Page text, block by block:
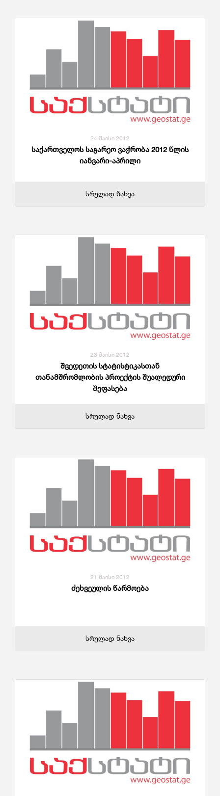
24 მაისი 2012
საქართველოს საგარეო ვაჭრობა 2012 წლის
იანვარი-აპრილი
სრულად ნახვა
23 მაისი 2012
შვედეთის სტატისტიკასთან
თანამშრომლობის პროექტის შუალედური
შეფასება
სრულად ნახვა
21 მაისი 2012
ძეხვეულის წარმოება
სრულად ნახვა